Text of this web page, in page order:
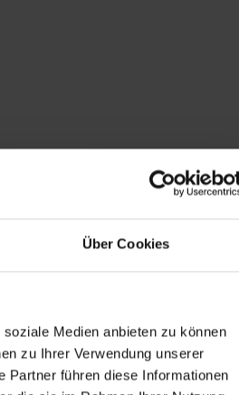
Über Cookies
Medien anbieten zu können
zu Ihrer Verwendung unserer
Partner führen diese Informationen
08.09.2026 08:30